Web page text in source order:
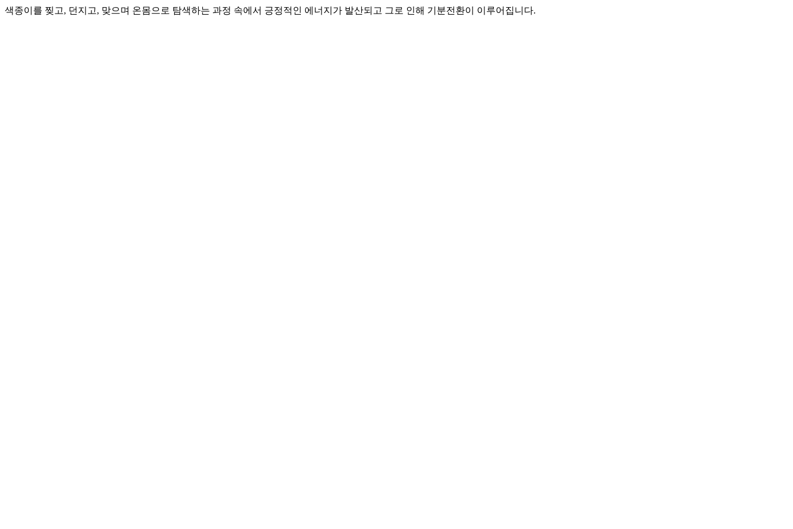
색종이를 찢고, 던지고, 맞으며 온몸으로 탐색하는 과정 속에서 긍정적인 에너지가 발산되고 그로 인해 기분전환이 이루어집니다.